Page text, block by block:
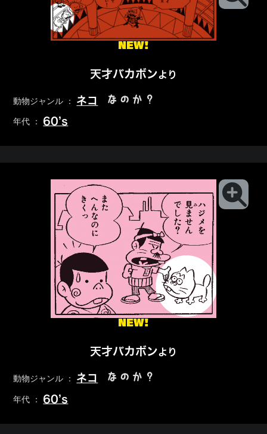
NEW!
天才バカボンより
動物ジャンル ： ネコ なのか？
年代 ： 60’s
NEW!
天才バカボンより
動物ジャンル ： ネコ なのか？
年代 ： 60’s